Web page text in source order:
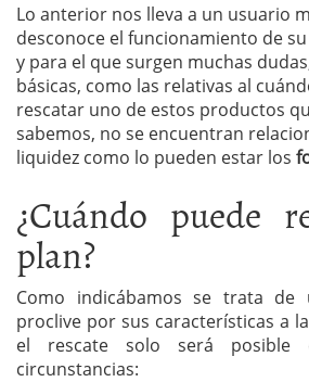
Lo anterior nos lleva a un usuario
desconoce el funcionamiento de
y para el que surgen muchas
básicas, como las relativas al
rescatar uno de estos productos
sabemos, no se encuentran
liquidez como lo pueden estar los
¿Cuándo puede
plan?
Como indicábamos se trata de
proclive por sus características a
el rescate solo será posible
circunstancias: